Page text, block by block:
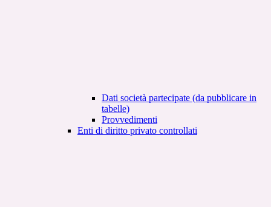
Dati società partecipate (da pubblicare in
tabelle)
Provvedimenti
Enti di diritto privato controllati